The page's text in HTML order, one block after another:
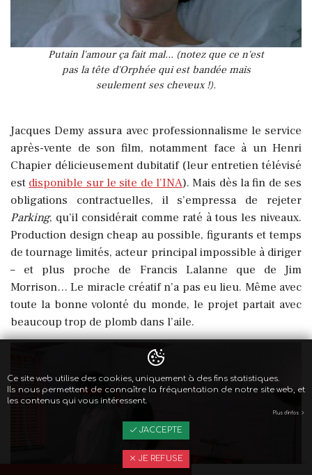
Putain l'amour ça fait mal... (notez que ce n'est
pas la tête d'Orphée qui est bandée mais
seulement ses cheveux !).
Jacques Demy assura avec professionnalisme le service
après-vente de son film, notamment face à un Henri
Chapier délicieusement dubitatif (leur entretien télévisé
estdisponible sur le site de l’INA). Mais dès la fin de ses
obligations contractuelles, il s’empressa de rejeter
Parking, qu’il considérait comme raté à tous les niveaux.
Production design cheap au possible, figurants et temps
de tournage limités, acteur principal impossible à diriger
– et plus proche de Francis Lalanne que de Jim
Morrison… Le miracle créatif n’a pas eu lieu. Même avec
toute la bonne volonté du monde, le projet partait avec
beaucoup trop de plomb dans l’aile.
Ce site web utilise des cookies, uniquement à des fins statistiques.
Ils nous permettent de connaître la fréquentation de notre site web, et
les contenus qui vous intéressent.
Plus d'infos
J'ACCEPTE
JE REFUSE